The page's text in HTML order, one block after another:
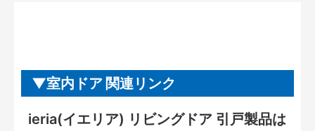
室内ドア 関連リンク
ieria(イエリア) リビングドア 引戸製品は